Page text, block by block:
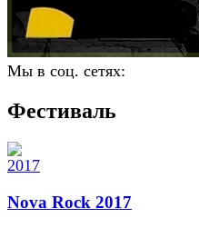
Мы в соц. сетях:
Фестиваль
Nova Rock 2017